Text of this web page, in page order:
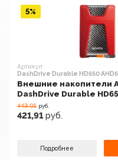
Артикул:
DashDrive Durable HD650
(красный)
Внешние накопители
DashDrive Durable
1TU31-CRD 1TB
443.01 руб.
421,91 руб.
Подробнее
5%